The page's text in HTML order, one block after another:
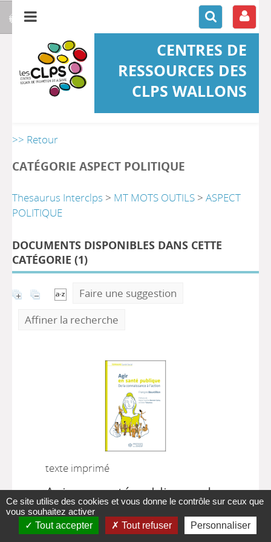
CENTRES DE
RESSOURCES DES
CLPS WALLONS
>> Retour
CATÉGORIE ASPECT POLITIQUE
Thesaurus Interclps > MT MOTS OUTILS > ASPECT
POLITIQUE
DOCUMENTS DISPONIBLES DANS CETTE
CATÉGORIE (1)
Faire une suggestion
Affiner la recherche
texte imprimé
Agir en santé publique : de
la connaissance à l'action
François Bourdillon, Auteur
Rennes :
Ce site utilise des cookies et vous donne le contrôle sur ceux que
vous souhaitez activer
Tout accepter
Tout refuser Personnaliser